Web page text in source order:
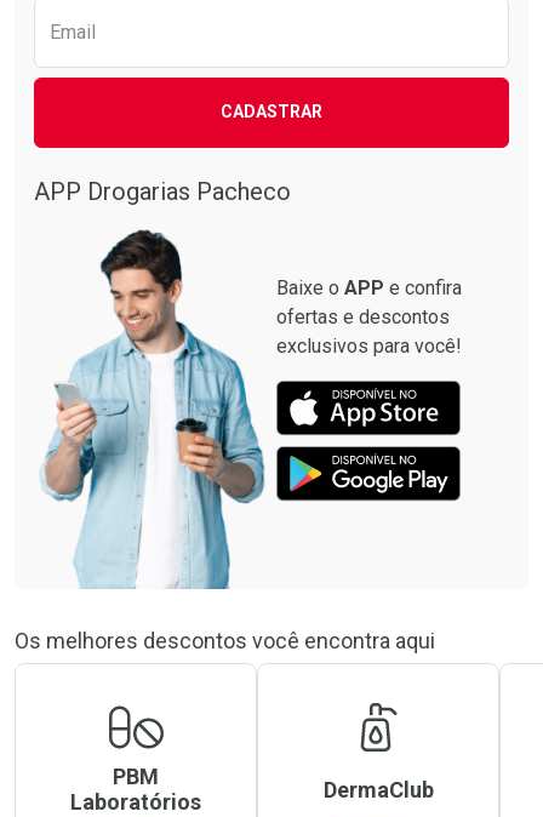
Email
CADASTRAR
APP Drogarias Pacheco
Baixe o APP e confira
ofertas e descontos
exclusivos para você!
Os melhores descontos você encontra aqui
PBM
Laboratórios
DermaClub